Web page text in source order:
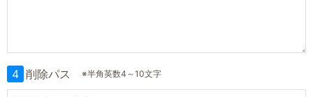
4 削除パス ※半角英数4～10文字